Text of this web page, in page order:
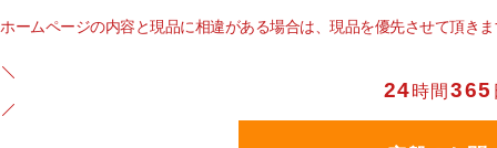
ホームページの内容と現品に相違がある場合は、現品を優先させて頂きま
24時間365